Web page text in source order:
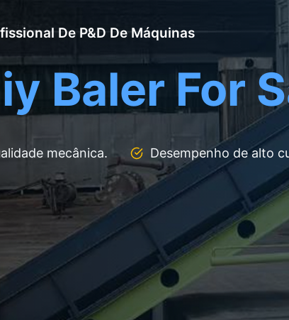
De P&D De Máquinas
Baler For
mecânica. Desempenho de alto